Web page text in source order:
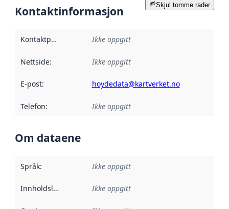
Skjul tomme rader
Kontaktinformasjon
Kontaktpunkt Ikke oppgitt
Nettside: Ikke oppgitt
E-post: hoydedata@kartverket.no
Telefon: Ikke oppgitt
Om dataene
Språk: Ikke oppgitt
Innholdsleverandører :
Ikke oppgitt